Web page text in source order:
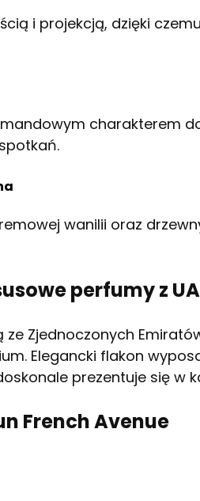
i projekcją, dzięki
charakterem
wanilii oraz
perfumy z
ze Zjednoczonych
Elegancki flakon
prezentuje się w
French Avenue